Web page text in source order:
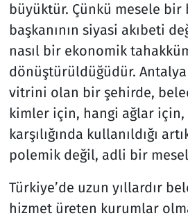
büyüktür. Çünkü mesele bir
başkanının siyasi akıbeti
nasıl bir ekonomik
dönüştürüldüğüdür. Antalya
vitrini olan bir şehirde,
kimler için, hangi ağlar
karşılığında kullanıldığı
polemik değil, adli bir
Türkiye’de uzun yıllardır
hizmet üreten kurumlar
Savunma Sanayi
Seçim 2023
Spor
Teknoloji ve Bilim
Televizyon